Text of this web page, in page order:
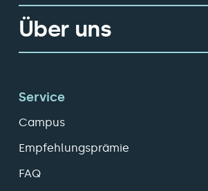
Über uns
Service
Campus
Empfehlungsprämie
FAQ